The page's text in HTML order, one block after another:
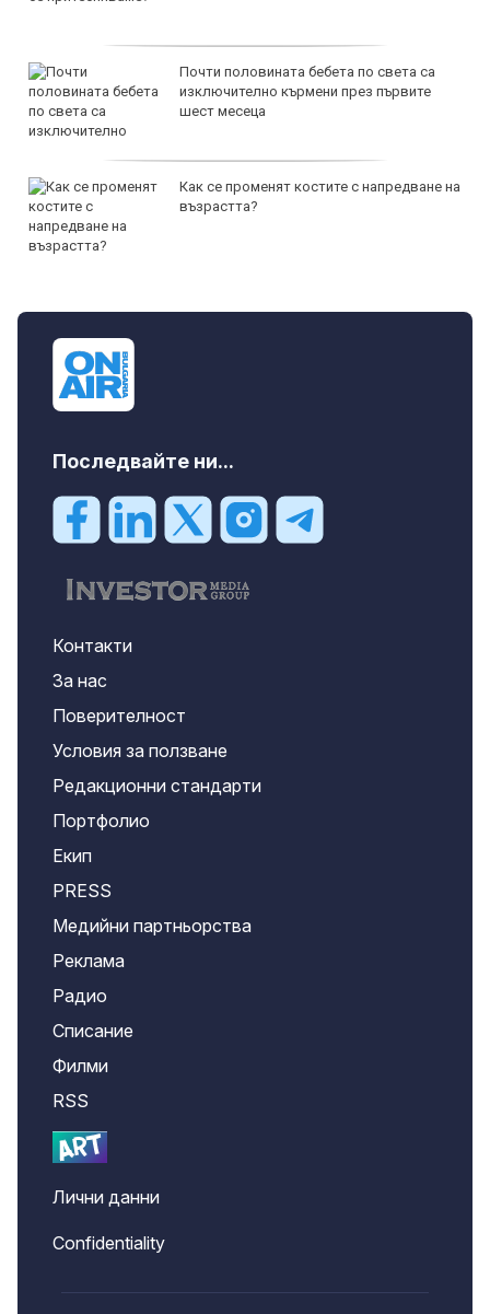
Почти половината бебета по света са
изключително кърмени през първите
шест месеца
Как се променят костите с напредване на
възрастта?
Последвайте ни...
Контакти
За нас
Поверителност
Условия за ползване
Редакционни стандарти
Портфолио
Екип
PRESS
Медийни партньорства
Реклама
Радио
Списание
Филми
RSS
Лични данни
Confidentiality